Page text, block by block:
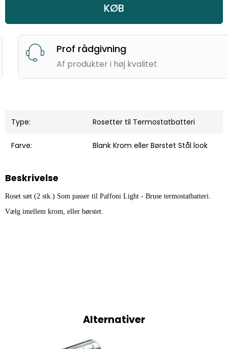
KØB
Prof rådgivning
Af produkter i høj kvalitet
Type: Rosetter til Termostatbatteri
Farve: Blank Krom eller Børstet Stål look
Beskrivelse
Roset sæt (2 stk.) Som passer til Paffoni Light - Bruse termostatbatteri.
Vælg imellem krom, eller børstet.
Alternativer